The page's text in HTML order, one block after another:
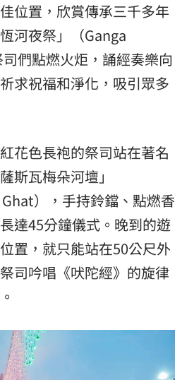
位置，欣賞傳承三千多年
河夜祭」（Ganga
們點燃火炬，誦經奏樂向
求祝福和淨化，吸引眾多
花色長袍的祭司站在著名
斯瓦梅朵河壇」
Ghat），手持鈴鐺、點燃香
達45分鐘儀式。晚到的遊
置，就只能站在50公尺外
司吟唱《吠陀經》的旋律